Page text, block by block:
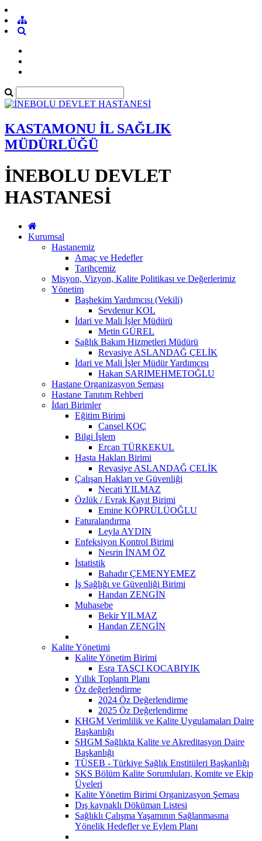
KASTAMONU İL SAĞLIK
MÜDÜRLÜĞÜ
İNEBOLU DEVLET
HASTANESİ
Kurumsal
Hastanemiz
Amaç ve Hedefler
Tarihçemiz
Misyon, Vizyon, Kalite Politikası ve Değerlerimiz
Yönetim
Başhekim Yardımcısı (Vekili)
Sevdenur KOL
İdari ve Mali İşler Müdürü
Metin GÜREL
Sağlık Bakım Hizmetleri Müdürü
Revasiye ASLANDAĞ ÇELİK
İdari ve Mali İşler Müdür Yardımcısı
Hakan SARIMEHMETOĞLU
Hastane Organizasyon Şeması
Hastane Tanıtım Rehberi
İdari Birimler
Eğitim Birimi
Cansel KOÇ
Bilgi İşlem
Ercan TÜRKEKUL
Hasta Hakları Birimi
Revasiye ASLANDAĞ ÇELİK
Çalışan Hakları ve Güvenliği
Necati YILMAZ
Özlük / Evrak Kayıt Birimi
Emine KÖPRÜLÜOĞLU
Faturalandırma
Leyla AYDIN
Enfeksiyon Kontrol Birimi
Nesrin İNAM ÖZ
İstatistik
Bahadır ÇEMENYEMEZ
İş Sağlığı ve Güvenliği Birimi
Handan ZENGİN
Muhasebe
Bekir YILMAZ
Handan ZENGİN
Kalite Yönetimi
Kalite Yönetim Birimi
Esra TAŞÇI KOCABIYIK
Yıllık Toplantı Planı
Öz değerlendirme
2024 Öz Değerlendirme
2025 Öz Değerlendirme
KHGM Verimlilik ve Kalite Uygulamaları Daire
Başkanlığı
SHGM Sağlıkta Kalite ve Akreditasyon Daire
Başkanlığı
TÜSEB - Türkiye Sağlık Enstitüleri Başkanlığı
SKS Bölüm Kalite Sorumluları, Komite ve Ekip
Üyeleri
Kalite Yönetim Birimi Organizasyon Şeması
Dış kaynaklı Döküman Listesi
Sağlıklı Çalışma Yaşamının Sağlanmasına
Yönelik Hedefler ve Eylem Planı